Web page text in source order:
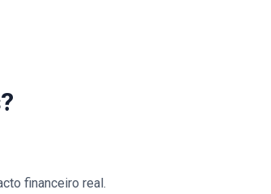
financeiro real.